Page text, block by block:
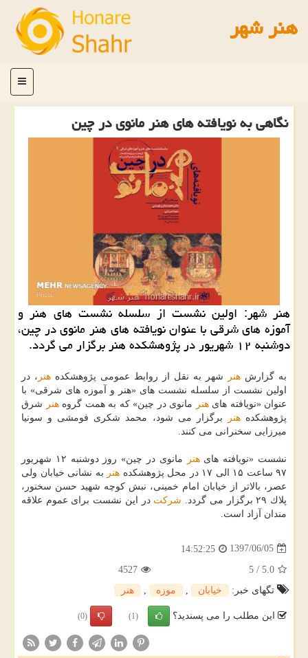
هنر شهر
منو
نگاهی به نویافته های هنر مانوی در چین
هنر شهر: اولین نشست از سلسله نشست های هنر و
آموزه های شرقی با عنوان نویافته های هنر مانوی در چین،
دوشنبه ۱۲ شهریور در پژوهشكده هنر برگزار می گردد.
به گزارش هنر شهر به نقل از روابط عمومی پژوهشكده هنر ، در
اولین نشست از سلسله نشست های «هنر و آموزه های شرقی» با
عنوان «نویافته هایهنر مانوی در چین» كه به همت گروههنر
شرق
پژوهشكدههنر
برگزار می شود، محمد شكری فومشی و سونیا
میرزایی سخنرانی می كنند.
نشست «نویافته هایهنر
مانوی در چین» روز دوشنبه ۱۲ شهریور
۹۷ ساعت ۱۵ الی ۱۷ در محل پژوهشكده
هنر به نشانی خیابان ولی
عصر، بالاتر از خیابان امام خمینی، نبش كوچه شهید حسن سخنور،
پلاك ۲۹ برگزار می گردد.
شركت در این نشست برای عموم علاقه
مندان آزاد است.
1397/06/05
14:52:25
5.0
/
5
4527
تگهای خبر:
خیابان موزه هنر
این مطلب را می پسندید؟ (1)
(0)